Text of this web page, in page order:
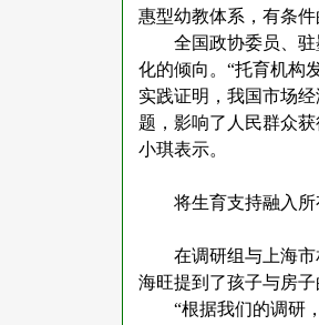
惠型幼教体系，有条
全国政协委员、
化的倾向。 “托育机构
实践证明，我国市场
题，影响了人民群众
小琪表示。
将生育支持融入
在调研组与上海
海旺提到了孩子与房子
“根据我们的调研